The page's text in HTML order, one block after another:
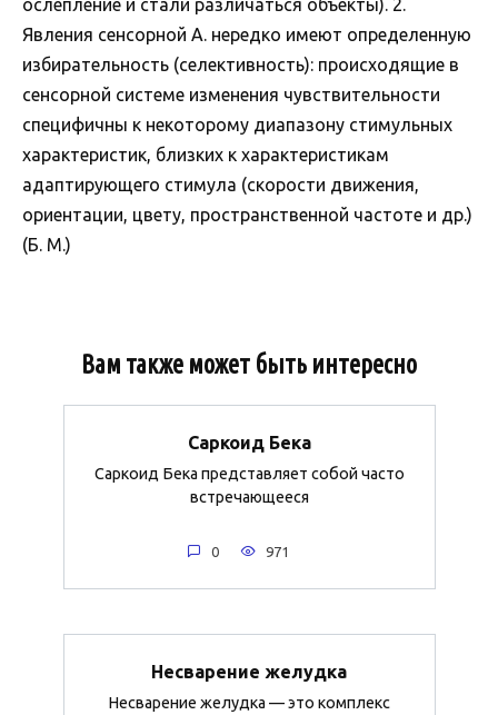
ослепление и стали различаться объекты). 2.
Явления сенсорной А. нередко имеют определенную
избирательность (селективность): происходящие в
сенсорной системе изменения чувствительности
специфичны к некоторому диапазону стимульных
характеристик, близких к характеристикам
адаптирующего стимула (скорости движения,
ориентации, цвету, пространственной частоте и др.)
(Б. М.)
Вам также может быть интересно
Саркоид Бека
Саркоид Бека представляет собой часто
встречающееся
0 971
Несварение желудка
Несварение желудка — это комплекс